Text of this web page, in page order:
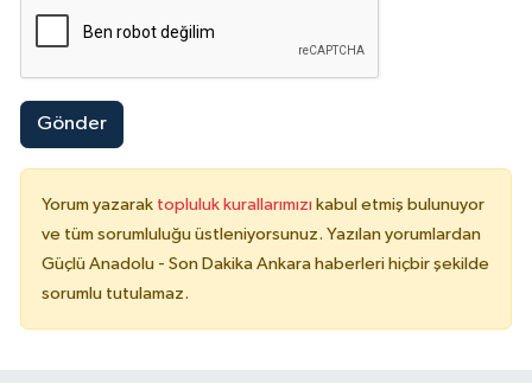
Gönder
Yorum yazarak topluluk kurallarımızı kabul etmiş bulunuyor
ve tüm sorumluluğu üstleniyorsunuz. Yazılan yorumlardan
Güçlü Anadolu - Son Dakika Ankara haberleri hiçbir şekilde
sorumlu tutulamaz.